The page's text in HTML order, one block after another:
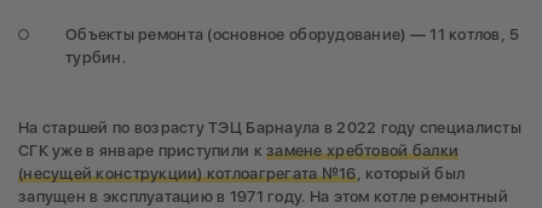
Объекты ремонта (основное оборудование) — 11 котлов, 5
турбин.
На старшей по возрасту ТЭЦ Барнаула в 2022 году специалисты
СГК уже в январе приступили кзамене хребтовой балки
(несущей конструкции) котлоагрегата №16, который был
запущен в эксплуатацию в 1971 году. На этом котле ремонтный